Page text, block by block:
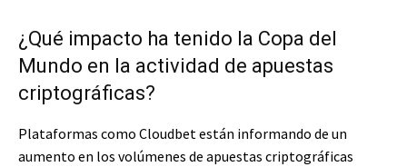
¿Qué impacto ha tenido la Copa del
Mundo en la actividad de apuestas
criptográficas?
Plataformas como Cloudbet están informando de un
aumento en los volúmenes de apuestas criptográficas